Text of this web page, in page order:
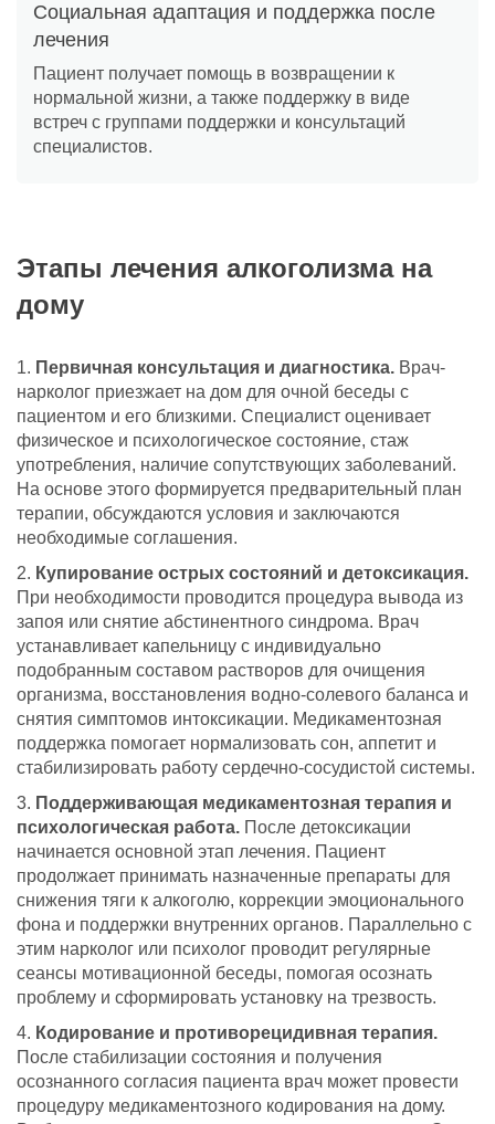
Социальная адаптация и поддержка после
лечения
Пациент получает помощь в возвращении к
нормальной жизни, а также поддержку в виде
встреч с группами поддержки и консультаций
специалистов.
Этапы лечения алкоголизма на
дому
Первичная консультация и диагностика. Врач-
нарколог приезжает на дом для очной беседы с
пациентом и его близкими. Специалист оценивает
физическое и психологическое состояние, стаж
употребления, наличие сопутствующих заболеваний.
На основе этого формируется предварительный план
терапии, обсуждаются условия и заключаются
необходимые соглашения.
Купирование острых состояний и детоксикация.
При необходимости проводится процедура вывода из
запоя или снятие абстинентного синдрома. Врач
устанавливает капельницу с индивидуально
подобранным составом растворов для очищения
организма, восстановления водно-солевого баланса и
снятия симптомов интоксикации. Медикаментозная
поддержка помогает нормализовать сон, аппетит и
стабилизировать работу сердечно-сосудистой системы.
Поддерживающая медикаментозная терапия и
психологическая работа. После детоксикации
начинается основной этап лечения. Пациент
продолжает принимать назначенные препараты для
снижения тяги к алкоголю, коррекции эмоционального
фона и поддержки внутренних органов. Параллельно с
этим нарколог или психолог проводит регулярные
сеансы мотивационной беседы, помогая осознать
проблему и сформировать установку на трезвость.
Кодирование и противорецидивная терапия.
После стабилизации состояния и получения
осознанного согласия пациента врач может провести
процедуру медикаментозного кодирования на дому.